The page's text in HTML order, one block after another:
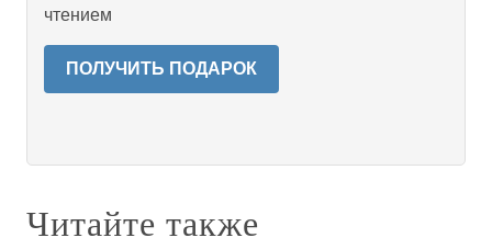
чтением
ПОЛУЧИТЬ ПОДАРОК
Читайте также